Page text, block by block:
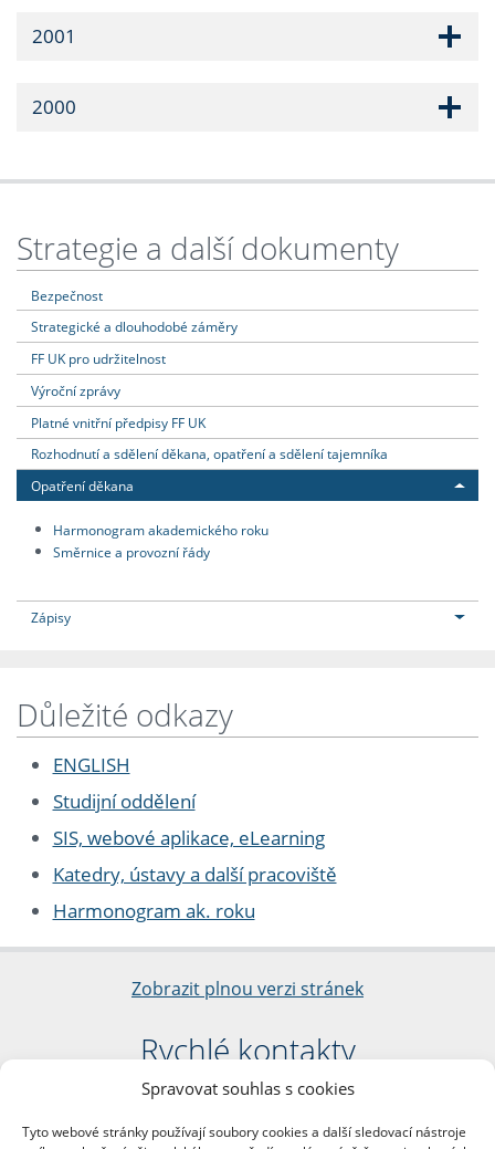
Spravovat souhlas s cookies
Tyto webové stránky používají soubory cookies a další sledovací nástroje
2001
2000
Strategie a další dokumenty
Bezpečnost
Strategické a dlouhodobé záměry
FF UK pro udržitelnost
Výroční zprávy
Platné vnitřní předpisy FF UK
Rozhodnutí a sdělení děkana, opatření a sdělení tajemníka
Opatření děkana
Harmonogram akademického roku
Směrnice a provozní řády
Zápisy
Důležité odkazy
ENGLISH
Studijní oddělení
SIS, webové aplikace, eLearning
Katedry, ústavy a další pracoviště
Harmonogram ak. roku
Zobrazit plnou verzi stránek
Rychlé kontakty
Filozofická fakulta
nám. Jana Palacha 1/2